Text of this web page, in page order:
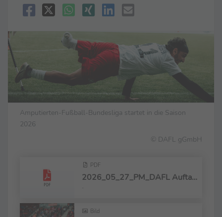
Amputierten-Fußball-Bundesliga startet in die Saison
2026
© DAFL gGmbH
PDF
2026_05_27_PM_DAFL Auftakt 2026
Bild